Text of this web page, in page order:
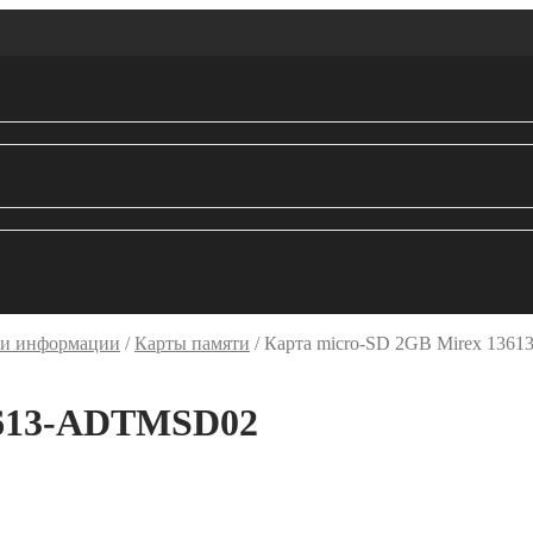
информации /Карты памяти /Карта micro-SD 2GB Mirex
ADTMSD02